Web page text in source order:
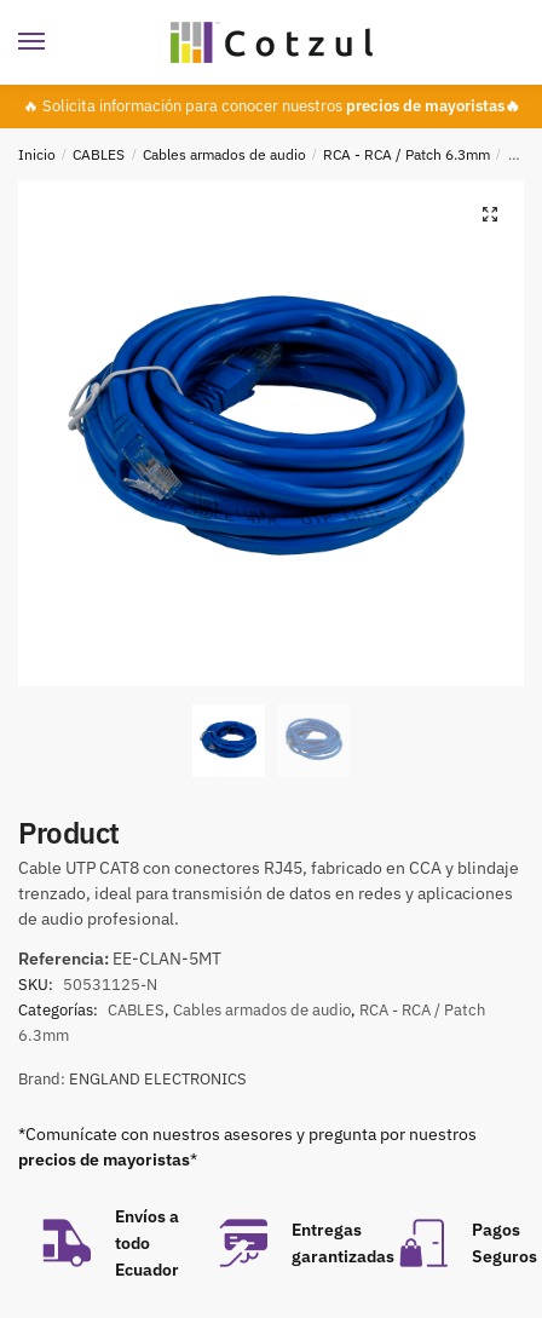
🔥 Solicita información para conocer nuestros precios de mayoristas🔥
Inicio / CABLES / Cables armados de audio / RCA - RCA / Patch 6.3mm /
🔍
Product
Cable UTP CAT8 con conectores RJ45, fabricado en CCA y blindaje
trenzado, ideal para transmisión de datos en redes y aplicaciones
de audio profesional.
Referencia: EE-CLAN-5MT
SKU: 50531125-N
Categorías: CABLES, Cables armados de audio, RCA - RCA / Patch
6.3mm
Brand: ENGLAND ELECTRONICS
*Comunícate con nuestros asesores y pregunta por nuestros
precios de mayoristas*
Envíos a
todo
Ecuador
Entregas
garantizadas
Pagos
Seguros